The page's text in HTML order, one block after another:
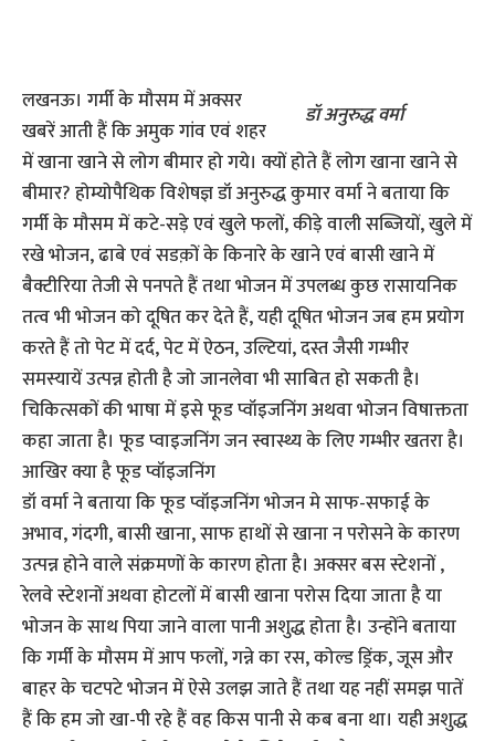
डॉ अनुरुद्ध वर्मा
लखनऊ। गर्मी के मौसम में अक्सर
खबरें आती हैं कि अमुक गांव एवं शहर
में खाना खाने से लोग बीमार हो गये। क्यों होते हैं लोग खाना खाने से
बीमार? होम्योपैथिक विशेषज्ञ डॉ अनुरुद्ध कुमार वर्मा ने बताया कि
गर्मी के मौसम में कटे-सड़े एवं खुले फलों, कीड़े वाली सब्जियों, खुले में
रखे भोजन, ढाबे एवं सडक़ों के किनारे के खाने एवं बासी खाने में
बैक्टीरिया तेजी से पनपते हैं तथा भोजन में उपलब्ध कुछ रासायनिक
तत्व भी भोजन को दूषित कर देते हैं, यही दूषित भोजन जब हम प्रयोग
करते हैं तो पेट में दर्द, पेट में ऐठन, उल्टियां, दस्त जैसी गम्भीर
समस्यायें उत्पन्न होती है जो जानलेवा भी साबित हो सकती है।
चिकित्सकों की भाषा में इसे फूड प्वॉइजनिंग अथवा भोजन विषाक्तता
कहा जाता है। फूड प्वाइजनिंग जन स्वास्थ्य के लिए गम्भीर खतरा है।
आखिर क्या है फूड प्वॉइजनिंग
डॉ वर्मा ने बताया कि फूड प्वॉइजनिंग भोजन मे साफ-सफाई के
अभाव, गंदगी, बासी खाना, साफ हाथों से खाना न परोसने के कारण
उत्पन्न होने वाले संक्रमणों के कारण होता है। अक्सर बस स्टेशनों ,
रेलवे स्टेशनों अथवा होटलों में बासी खाना परोस दिया जाता है या
भोजन के साथ पिया जाने वाला पानी अशुद्ध होता है। उन्होंने बताया
कि गर्मी के मौसम में आप फलों, गन्ने का रस, कोल्ड ड्रिंक, जूस और
बाहर के चटपटे भोजन में ऐसे उलझ जाते हैं तथा यह नहीं समझ पातें
हैं कि हम जो खा-पी रहे हैं वह किस पानी से कब बना था। यही अशुद्ध